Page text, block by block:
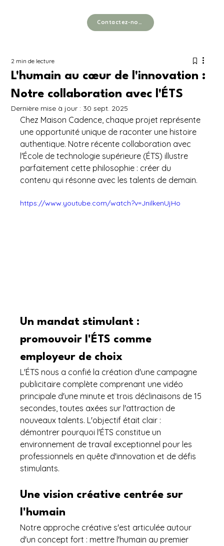
Contactez-nous
L'humain au cœur de l'innovation :
Notre collaboration avec l'ÉTS
2 min de lecture
Dernière mise à jour : 30 sept. 2025
Chez Maison Cadence, chaque projet représente
une opportunité unique de raconter une histoire
authentique. Notre récente collaboration avec
l'École de technologie supérieure (ÉTS) illustre
parfaitement cette philosophie : créer du
contenu qui résonne avec les talents de demain.
https://www.youtube.com/watch?v=JnilkenUjHo
Un mandat stimulant :
promouvoir l'ÉTS comme
employeur de choix
L'ÉTS nous a confié la création d'une campagne
publicitaire complète comprenant une vidéo
principale d'une minute et trois déclinaisons de 15
secondes, toutes axées sur l'attraction de
nouveaux talents. L'objectif était clair :
démontrer pourquoi l'ÉTS constitue un
environnement de travail exceptionnel pour les
professionnels en quête d'innovation et de défis
stimulants.
Une vision créative centrée sur
l'humain
Notre approche créative s'est articulée autour
d'un concept fort : mettre l'humain au premier